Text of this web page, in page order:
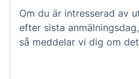
Om du är intresserad av
efter sista
så meddelar vi dig om